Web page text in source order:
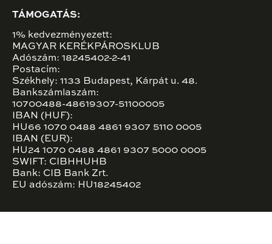
TÁMOGATÁS:
1% kedvezményezett:
MAGYAR KERÉKPÁROSKLUB
Adószám: 18245402-2-41
Postacím:
Székhely: 1133 Budapest, Kárpát u. 48.
Bankszámlaszám:
10700488-48619307-51100005
IBAN (HUF):
HU66 1070 0488 4861 9307 5110 0005
IBAN (EUR):
HU24 1070 0488 4861 9307 5000 0005
SWIFT: CIBHHUHB
Bank: CIB Bank Zrt.
EU adószám: HU18245402